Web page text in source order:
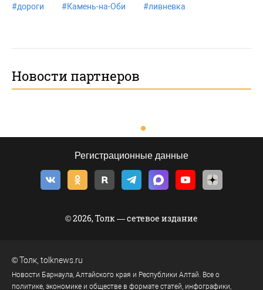
#дороги #Камень-на-Оби #ливневка
Новости партнеров
Регистрационные данные
© 2026, Толк — сетевое издание
©Толк tolknews.ru
Новости Барнаула, Алтайского края и Республики Алтай. Все о
политике, экономике и обществе в формате статей, инфографики,